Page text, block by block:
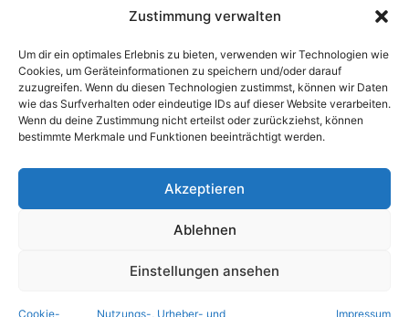
Zustimmung verwalten
Um dir ein optimales Erlebnis zu bieten, verwenden wir Technologien wie
Cookies, um Geräteinformationen zu speichern und/oder darauf
zuzugreifen. Wenn du diesen Technologien zustimmst, können wir Daten
wie das Surfverhalten oder eindeutige IDs auf dieser Website verarbeiten.
Wenn du deine Zustimmung nicht erteilst oder zurückziehst, können
bestimmte Merkmale und Funktionen beeinträchtigt werden.
Akzeptieren
Ablehnen
Einstellungen ansehen
Cookie- Nutzungs-, Urheber- und Impressum
h
i
v
Unterstützt von: